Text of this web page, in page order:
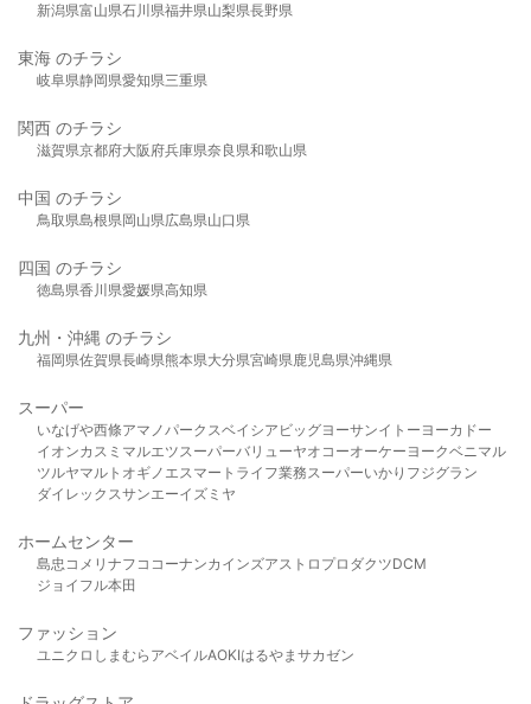
新潟県富山県石川県福井県山梨県長野県
東海 のチラシ
岐阜県静岡県愛知県三重県
関西 のチラシ
滋賀県京都府大阪府兵庫県奈良県和歌山県
中国 のチラシ
鳥取県島根県岡山県広島県山口県
四国 のチラシ
徳島県香川県愛媛県高知県
九州・沖縄 のチラシ
福岡県佐賀県長崎県熊本県大分県宮崎県鹿児島県沖縄県
スーパー
いなげや西條アマノパークスベイシア ビッグヨーサンイトーヨーカドー
イオンカスミ マルエツスーパーバリューヤオコーオーケー ヨークベニマル
ツルヤマルト オギノ エスマート ライフ業務スーパーいかり フジグラン
ダイレックスサンエーイズミヤ
ホームセンター
島忠 コメリ ナフコ コーナンカインズアストロプロダクツDCM
ジョイフル本田
ファッション
ユニクロ しまむら アベイルAOKIはるやま サカゼン